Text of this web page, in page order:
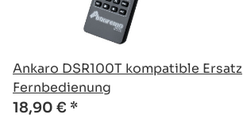
Ankaro DSR100T kompatible Ersatz
Fernbedienung
18,90 € *